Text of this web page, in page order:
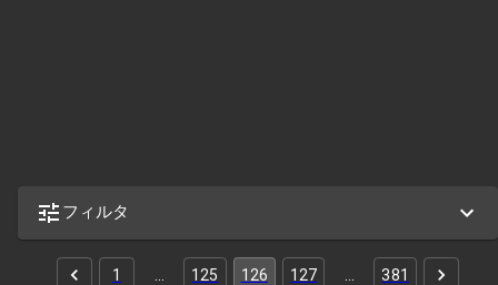
フィルタ
1 125 126 127 381